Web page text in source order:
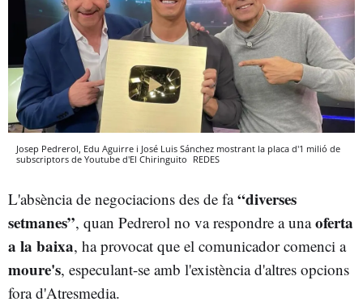
Josep Pedrerol, Edu Aguirre i José Luis Sánchez mostrant la placa d'1 milió de
subscriptors de Youtube d'El Chiringuito REDES
L'absència de negociacions des de fa“diverses
setmanes”, quan Pedrerol no va respondre a unaoferta
a la baixa, ha provocat que el comunicador comenci a
moure's, especulant-se amb l'existència d'altres opcions
fora d'Atresmedia.